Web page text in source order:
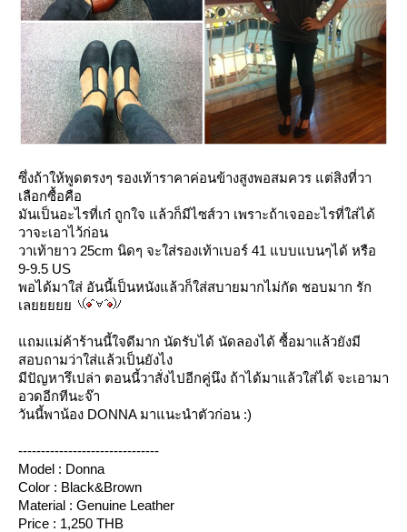
ซึ่งถ้าให้พูดตรงๆ รองเท้าราคาค่อนข้างสูงพอสมควร แต่สิงที่วา
เลือกซื้อคือ
มันเป็นอะไรที่เก๋ ถูกใจ แล้วก็มีไซส์วา เพราะถ้าเจออะไรที่ใส่ได้
วาจะเอาไว้ก่อน
วาเท้ายาว 25cm นิดๆ จะใส่รองเท้าเบอร์ 41 แบบแบนๆได้ หรือ
9-9.5 US
พอได้มาใส่ อันนี้เป็นหนังแล้วก็ใส่สบายมากไม่กัด ชอบมาก รัก
เล
ถมแม่ค้าร้านนี้ใจดีมาก นัดรับได้ นัดลองได้ ซื้อมาแล้วยังมี
สอบถามว่าใส่แล้วเป็นยังไง
มีปัญหารึเปล่า ตอนนี้วาสั่งไปอีกคู่นึง ถ้าได้มาแล้วใส่ได้ จะเอามา
อวดอีกทีนะจ๊า
วันนี้พาน้อง DONNA มาแนะนำตัวก่อน :)
-------------------------------
Model : Donna
Color : Black&Brown
Material : Genuine Leather
Price : 1,250 THB